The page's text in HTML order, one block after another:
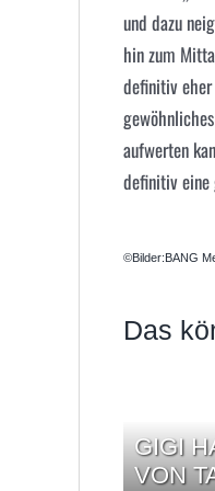
und dazu
hin zum
definitiv eher
aufwerten
definitiv eine
©Bilder:BANG
Das
GIGI
VON